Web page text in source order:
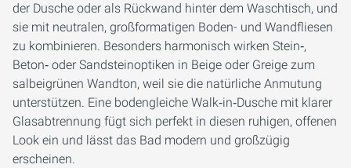
der Dusche oder als Rückwand hinter dem Waschtisch, und
sie mit neutralen, großformatigen Boden- und Wandfliesen
zu kombinieren. Besonders harmonisch wirken Stein‑,
Beton‑ oder Sandsteinoptiken in Beige oder Greige zum
salbeigrünen Wandton, weil sie die natürliche Anmutung
unterstützen. Eine bodengleiche Walk‑in‑Dusche mit klarer
Glasabtrennung fügt sich perfekt in diesen ruhigen, offenen
Look ein und lässt das Bad modern und großzügig
erscheinen.